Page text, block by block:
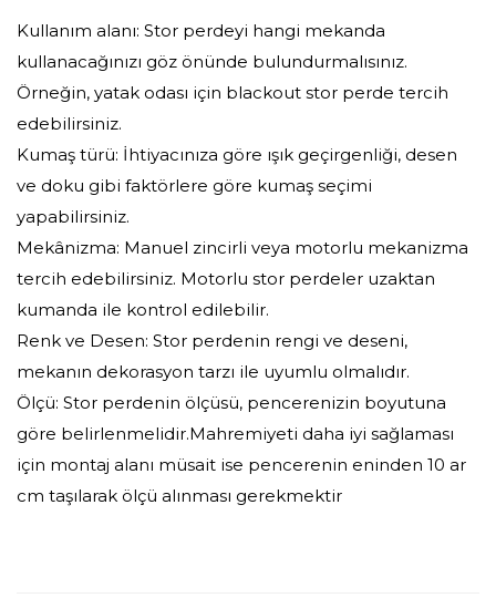
Kullanım alanı: Stor perdeyi hangi mekanda
kullanacağınızı göz önünde bulundurmalısınız.
Örneğin, yatak odası için blackout stor perde tercih
edebilirsiniz.
Kumaş türü: İhtiyacınıza göre ışık geçirgenliği, desen
ve doku gibi faktörlere göre kumaş seçimi
yapabilirsiniz.
Mekânizma: Manuel zincirli veya motorlu mekanizma
tercih edebilirsiniz. Motorlu stor perdeler uzaktan
kumanda ile kontrol edilebilir.
Renk ve Desen: Stor perdenin rengi ve deseni,
mekanın dekorasyon tarzı ile uyumlu olmalıdır.
Ölçü: Stor perdenin ölçüsü, pencerenizin boyutuna
göre belirlenmelidir.Mahremiyeti daha iyi sağlaması
için montaj alanı müsait ise pencerenin eninden 10 ar
cm taşılarak ölçü alınması gerekmektir